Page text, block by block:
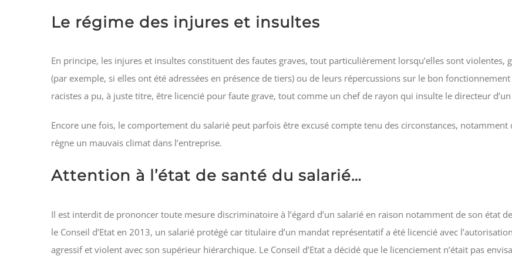
Le régime des injures et insultes
En principe, les injures et insultes constituent des fautes graves, tout particulièrement lorsqu’elles sont violentes,
(par exemple, si elles ont été adressées en présence de tiers) ou de leurs répercussions sur le bon
racistes a pu, à juste titre, être licencié pour faute grave, tout comme un chef de rayon qui insulte le directeur
Encore une fois, le comportement du salarié peut parfois être excusé compte tenu des circonstances,
règne un mauvais climat dans l’entreprise.
Attention à l’état de santé du salarié…
Il est interdit de prononcer toute mesure discriminatoire à l’égard d’un salarié en raison notamment de son état
le Conseil d’Etat en 2013, un salarié protégé car titulaire d’un mandat représentatif a été licencié avec
agressif et violent avec son supérieur hiérarchique. Le Conseil d’Etat a décidé que le licenciement n’était pas